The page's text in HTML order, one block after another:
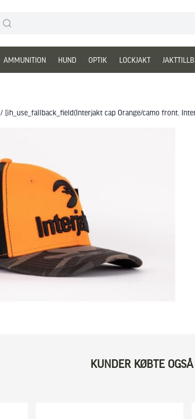
AMMUNITION HUND OPTIK LOCKJAKT
/ [ih_use_fallback_field(Interjakt cap Orange/camo front,
KUNDER KØBTE